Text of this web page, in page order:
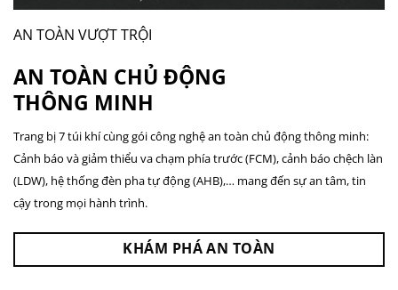
AN TOÀN VƯỢT TRỘI
AN TOÀN CHỦ ĐỘNG
THÔNG MINH
Trang bị 7 túi khí cùng gói công nghệ an toàn chủ động thông minh:
Cảnh báo và giảm thiểu va chạm phía trước (FCM), cảnh báo chệch làn
(LDW), hệ thống đèn pha tự động (AHB),… mang đến sự an tâm, tin
cậy trong mọi hành trình.
KHÁM PHÁ AN TOÀN